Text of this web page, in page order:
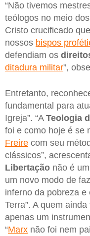
“Não tivemos
teólogos no meio
Cristo crucificado
nossos bispos
defendiam os
ditadura militar”,
Entretanto,
fundamental para
Igreja”. “A Teologia
foi e como hoje é se
Freire com seu
clássicos”,
Libertação não é
um novo modo de
inferno da pobreza
Terra”. A quem
apenas um
“Marx não foi nem